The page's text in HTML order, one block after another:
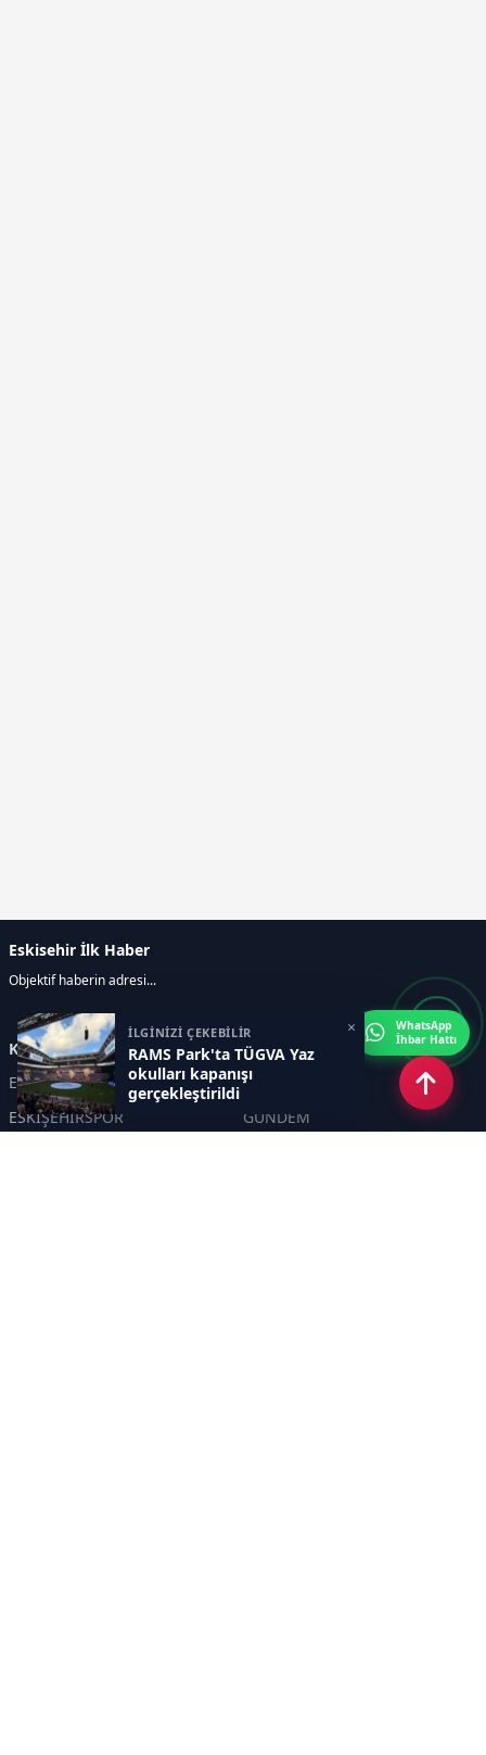
İLGİNİZİ ÇEKEBİLİR
RAMS Park'ta TÜGVA Yaz
okulları kapanışı
gerçekleştirildi
×
Eskisehir İlk Haber
Objektif haberin adresi...
Kategoriler
ESKİŞEHİR
GENEL
ESKİŞEHİRSPOR
GÜNDEM
WhatsApp
İhbar Hattı